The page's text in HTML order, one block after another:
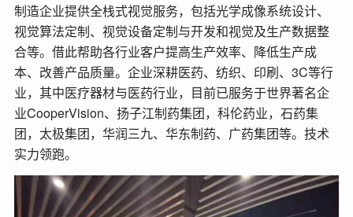
制造企业提供全栈式视觉服务，包括光学成像系统设计、
视觉算法定制、视觉设备定制与开发和视觉及生产数据整
合等。借此帮助各行业客户提高生产效率、降低生产成
本、改善产品质量。企业深耕医药、纺织、印刷、3C等行
业，其中医疗器材与医药行业，目前已服务于世界著名企
业CooperVision、扬子江制药集团，科伦药业，石药集
团，太极集团，华润三九、华东制药、广药集团等。技术
实力领跑。